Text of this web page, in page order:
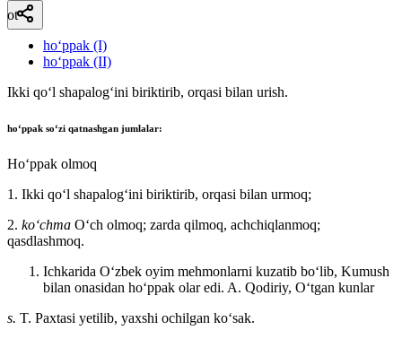
ot
ho‘ppak (I)
ho‘ppak (II)
Ikki qoʻl shapalogʻini biriktirib, orqasi bilan urish.
ho‘ppak soʻzi qatnashgan jumlalar:
Hoʻppak olmoq
1. Ikki qoʻl shapalogʻini biriktirib, orqasi bilan urmoq;
2. koʻchma Oʻch olmoq; zarda qilmoq, achchiqlanmoq;
qasdlashmoq.
Ichkarida Oʻzbek oyim mehmonlarni kuzatib boʻlib, Kumush
bilan onasidan hoʻppak olar edi. A. Qodiriy, Oʻtgan kunlar
s. T. Paxtasi yetilib, yaxshi ochilgan koʻsak.